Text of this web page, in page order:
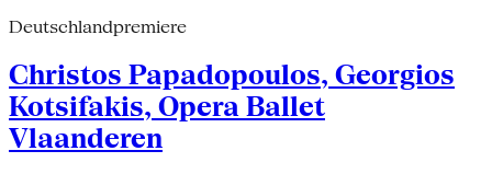
Deutschlandpremiere
Christos Papadopoulos, Georgios
Kotsifakis, Opera Ballet
Vlaanderen